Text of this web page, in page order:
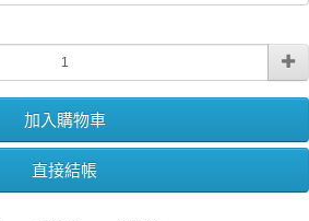
加入購物車
直接結帳